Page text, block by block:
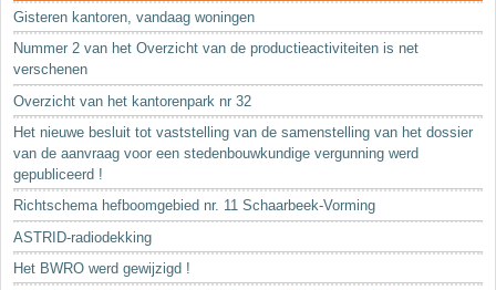
Cartografie
Studies en publicaties
Sleutelwoorden
Stedenbouwkundige inlichtingen
Gisteren kantoren, vandaag woningen
Nummer 2 van het Overzicht van de productieactiviteiten is net
verschenen
Overzicht van het kantorenpark nr 32
Het nieuwe besluit tot vaststelling van de samenstelling van het dossier
van de aanvraag voor een stedenbouwkundige vergunning werd
gepubliceerd !
Richtschema hefboomgebied nr. 11 Schaarbeek-Vorming
ASTRID-radiodekking
Het BWRO werd gewijzigd !